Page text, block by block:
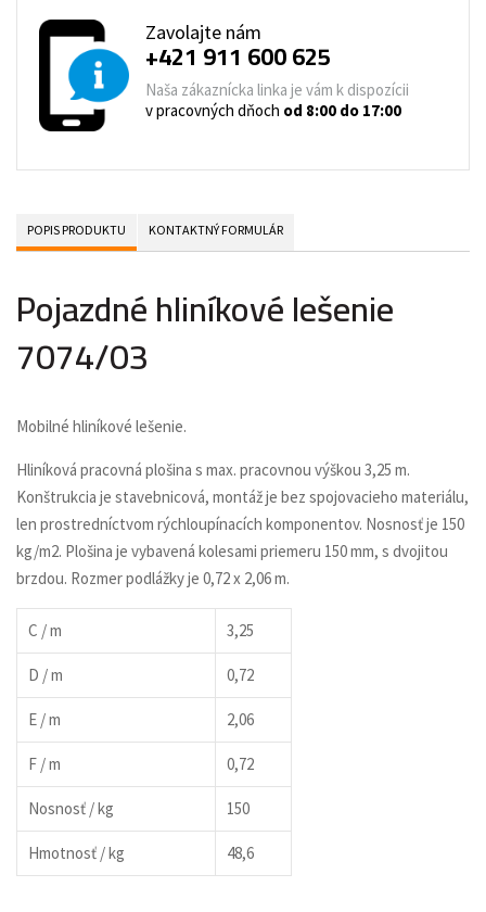
Zavolajte nám
+421 911 600 625
Naša zákaznícka linka je vám k dispozícii
v pracovných dňoch od 8:00 do 17:00
POPIS PRODUKTU KONTAKTNÝ FORMULÁR
Pojazdné hliníkové lešenie
7074/03
Mobilné hliníkové lešenie.
Hliníková pracovná plošina s max. pracovnou výškou 3,25 m.
Konštrukcia je stavebnicová, montáž je bez spojovacieho materiálu,
len prostredníctvom rýchloupínacích komponentov. Nosnosť je 150
kg/m2. Plošina je vybavená kolesami priemeru 150 mm, s dvojitou
brzdou. Rozmer podlážky je 0,72 x 2,06 m.
C / m 3,25
D / m 0,72
E / m 2,06
F / m 0,72
Nosnosť / kg 150
Hmotnosť / kg 48,6